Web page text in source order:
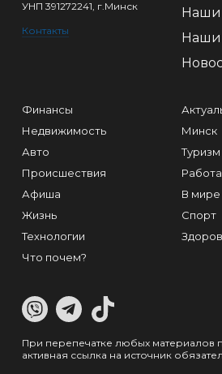
УНП 391272241, г.Минск
Контакты
Наши
Наши
Финансы
Недвижимость
Авто
Происшествия
Афиша
Жизнь
Технологии
Что почем?
Минск
Туризм
Работа
В мире
Спорт
При перепечатке любых материалов
активная ссылка на источник